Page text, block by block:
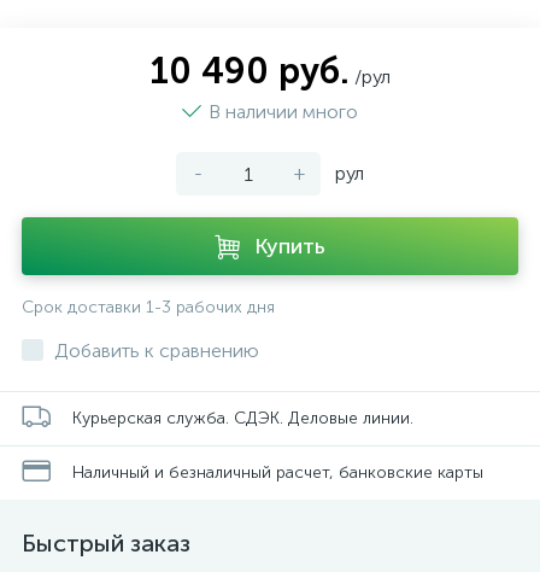
10 490 руб. /рул
В наличии много
- + рул
Купить
Срок доставки 1-3 рабочих дня
Добавить к сравнению
Курьерская служба. СДЭК. Деловые линии.
Наличный и безналичный расчет, банковские карты
Быстрый заказ